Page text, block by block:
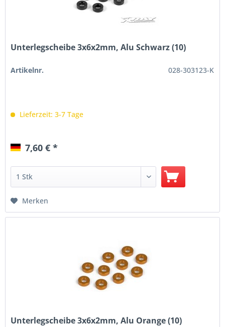
Unterlegscheibe 3x6x2mm, Alu Schwarz (10)
Artikelnr. 028-303123-K
Lieferzeit: 3-7 Tage
7,60 € *
Merken
Unterlegscheibe 3x6x2mm, Alu Orange (10)